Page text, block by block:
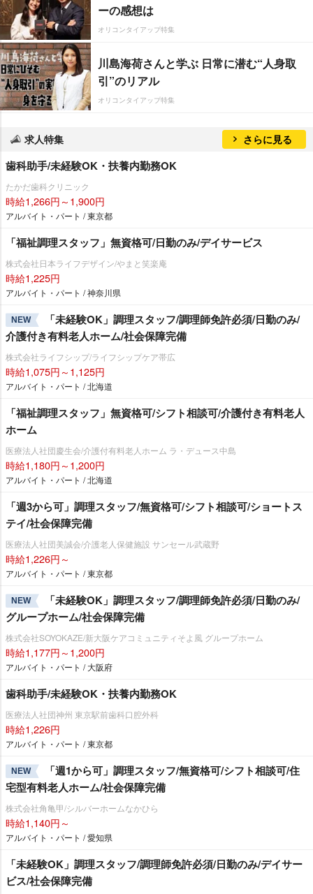
ーの感想は
オリコンタイアップ特集
川島海荷さんと学ぶ 日常に潜む“人身取
引”のリアル
オリコンタイアップ特集
求人特集 さらに見る
歯科助手/未経験OK・扶養内勤務OK
たかだ歯科クリニック
時給1,266円～1,900円
アルバイト・パート / 東京都
「福祉調理スタッフ」無資格可/日勤のみ/デイサービス
株式会社日本ライフデザイン/やまと笑楽庵
時給1,225円
アルバイト・パート / 神奈川県
NEW
「未経験OK」調理スタッフ/調理師免許必須/日勤のみ/
介護付き有料老人ホーム/社会保障完備
株式会社ライフシップ/ライフシップケア帯広
時給1,075円～1,125円
アルバイト・パート / 北海道
「福祉調理スタッフ」無資格可/シフト相談可/介護付き有料老人
ホーム
医療法人社団慶生会/介護付有料老人ホーム ラ・デュース中島
時給1,180円～1,200円
アルバイト・パート / 北海道
「週3から可」調理スタッフ/無資格可/シフト相談可/ショートス
テイ/社会保障完備
医療法人社団美誠会/介護老人保健施設 サンセール武蔵野
時給1,226円～
アルバイト・パート / 東京都
NEW
「未経験OK」調理スタッフ/調理師免許必須/日勤のみ/
グループホーム/社会保障完備
株式会社SOYOKAZE/新大阪ケアコミュニティそよ風 グループホーム
時給1,177円～1,200円
アルバイト・パート / 大阪府
歯科助手/未経験OK・扶養内勤務OK
医療法人社団神州 東京駅前歯科口腔外科
時給1,226円
アルバイト・パート / 東京都
NEW
「週1から可」調理スタッフ/無資格可/シフト相談可/住
宅型有料老人ホーム/社会保障完備
株式会社角亀甲/シルバーホームなかひら
時給1,140円～
アルバイト・パート / 愛知県
「未経験OK」調理スタッフ/調理師免許必須/日勤のみ/デイサー
ビス/社会保障完備